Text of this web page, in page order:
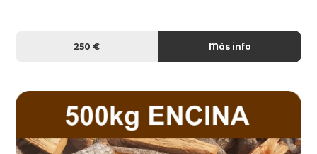
250 € Más info